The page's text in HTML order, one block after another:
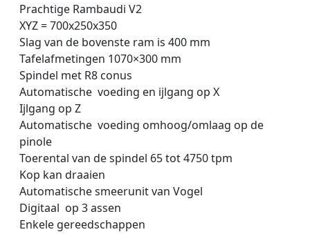
_
_
Prachtige Rambaudi V2
XYZ = 700x250x350
Slag van de bovenste ram is 400 mm
Tafelafmetingen 1070×300 mm
Spindel met R8 conus
Automatische voeding en ijlgang op X
Ijlgang op Z
Automatische voeding omhoog/omlaag op de
pinole
Toerental van de spindel 65 tot 4750 tpm
Kop kan draaien
Automatische smeerunit van Vogel
Digitaal op 3 assen
Enkele gereedschappen